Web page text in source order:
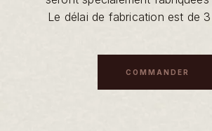
Le délai de fabrication est de
COMMANDER